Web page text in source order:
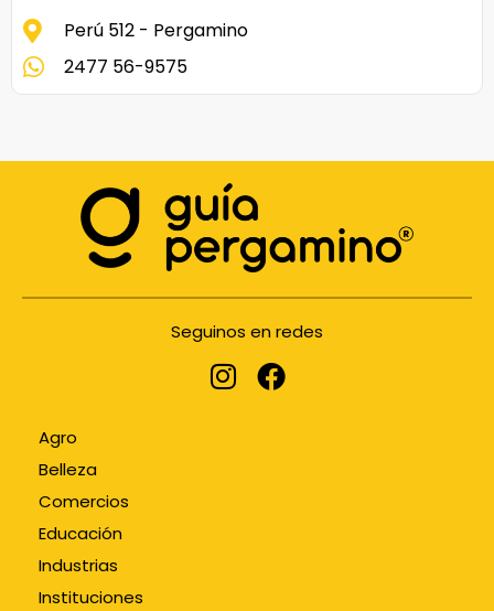
Perú 512 - Pergamino
2477 56-9575
Seguinos en redes
Agro
Belleza
Comercios
Educación
Industrias
Instituciones